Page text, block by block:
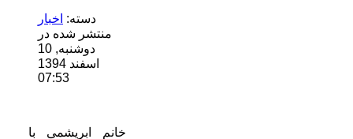
دسته: اخبار
منتشر شده در
دوشنبه, 10
اسفند 1394
07:53